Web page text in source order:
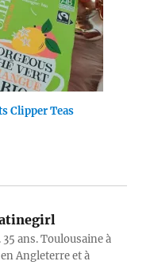
Clipper Teas
ans. Toulousaine à
Angleterre et à